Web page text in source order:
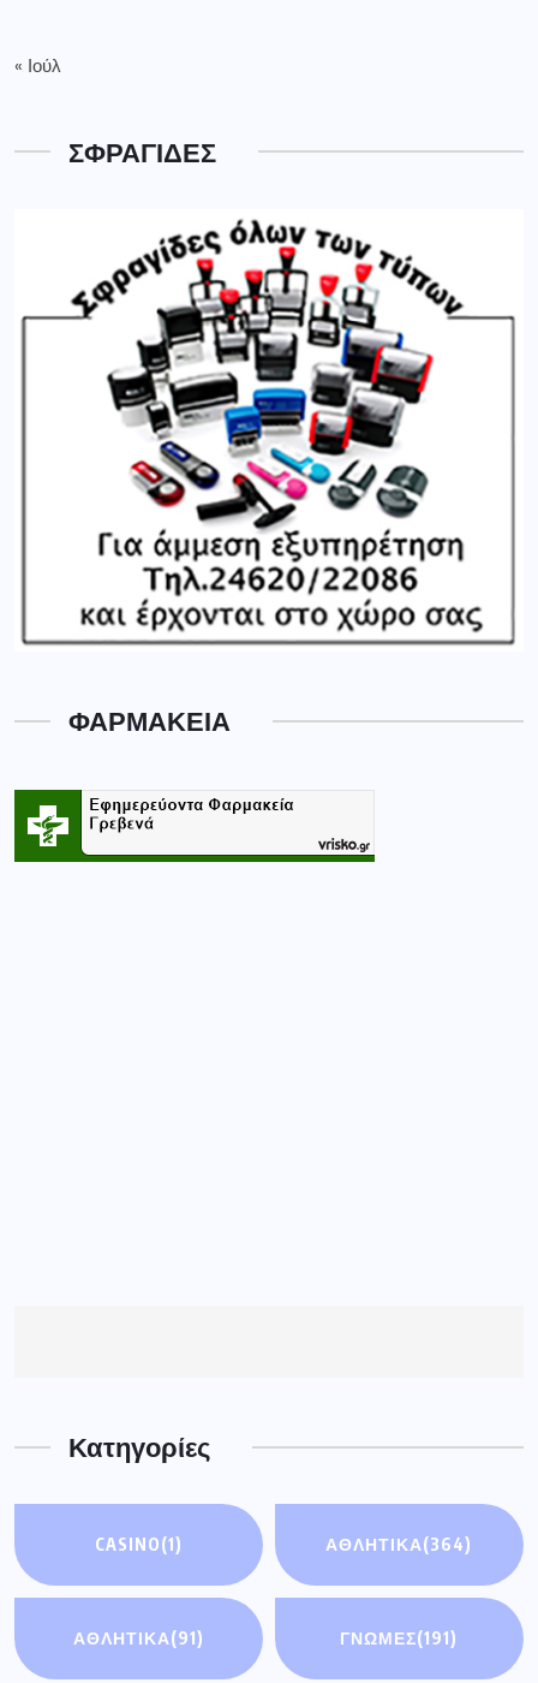
« Ιούλ
ΣΦΡΑΓΙΔΕΣ
ΦΑΡΜΑΚΕΙΑ
Κατηγορίες
CASINO(1) ΑΘΛΗΤΙΚΑ(364)
ΑΘΛΗΤΙΚΆ(91) ΓΝΩΜΕΣ(191)